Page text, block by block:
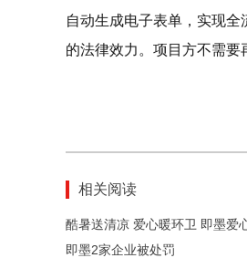
自动生成电子表单，实现
的法律效力。项目方不需
相关阅读
酷暑送清凉 爱心暖环卫 即墨爱
即墨2家企业被处罚